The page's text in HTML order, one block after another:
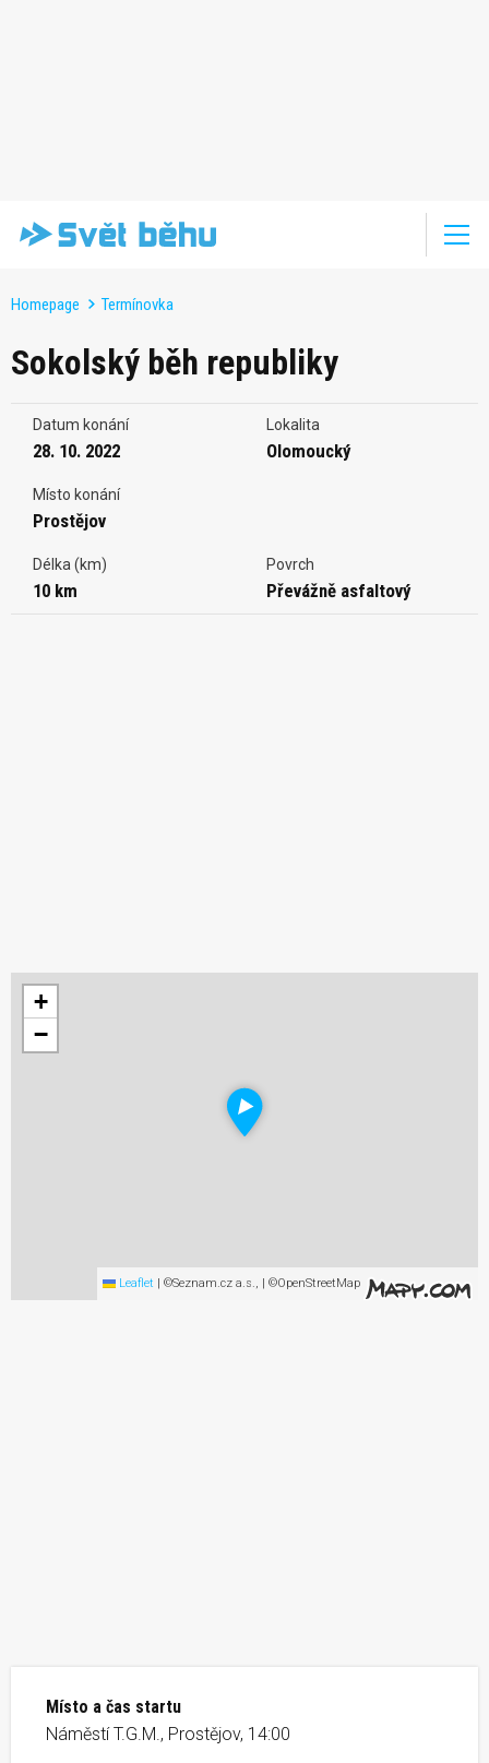
Homepage Termínovka
Sokolský běh republiky
Datum konání
28. 10. 2022
Lokalita
Olomoucký
Místo konání
Prostějov
Délka (km)
10 km
Povrch
Převážně asfaltový
+
−
Leaflet | ©Seznam.cz a.s., | ©OpenStreetMap
Místo a čas startu
Náměstí T.G.M., Prostějov, 14:00